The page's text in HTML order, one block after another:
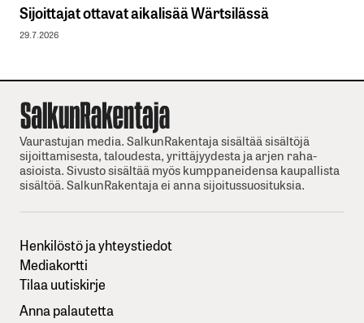
Sijoittajat ottavat aikalisää Wärtsilässä
29.7.2026
Vaurastujan media. SalkunRakentaja sisältää sisältöjä
sijoittamisesta, taloudesta, yrittäjyydesta ja arjen raha-
asioista. Sivusto sisältää myös kumppaneidensa kaupallista
sisältöä. SalkunRakentaja ei anna sijoitussuosituksia.
Henkilöstö ja yhteystiedot
Mediakortti
Tilaa uutiskirje
Anna palautetta